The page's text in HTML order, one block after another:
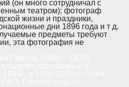
(он много сотрудничал с
театром); фотограф
жизни и праздники,
дни 1896 года и т д.
предметы требуют
эта фотография не